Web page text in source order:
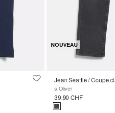
NOUVEAU
s.Oliver
39.90 CHF